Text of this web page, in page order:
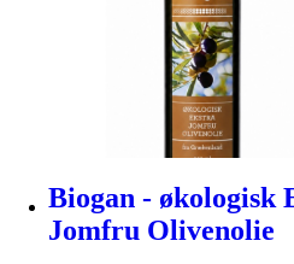
Biogan - økologisk
Jomfru Olivenolie